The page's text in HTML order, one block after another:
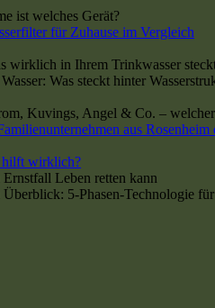
ist welches Gerät?
für Zuhause im Vergleich
wirklich in Ihrem Trinkwasser
Was steckt hinter
Kuvings, Angel & Co. – welcher
aus
hilft wirklich?
Leben retten kann
5-Phasen-Technologie